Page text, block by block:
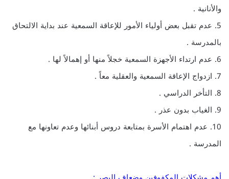
والأنانية .
5. عدم تقبل بعض أولياء الأمور للإعاقة السمعية عند بداية الالتحاق
بالمدرسة .
6. عدم ارتداء الأجهزة السمعية خجلاً منها أو إهمالاً لها .
7. ازدواج الإعاقة السمعية والعقلية معاً .
8. التأخر الدراسي .
9. الغياب بدون عذر .
10. عدم اهتمام الأسرة بمتابعة دروس أبنائها وعدم تعاونها مع
المدرسة .